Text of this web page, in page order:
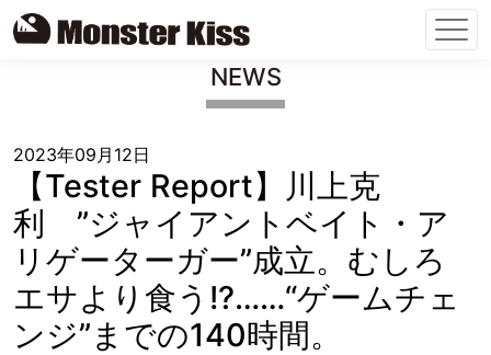
NEWS
2023年09月12日
【Tester Report】川上克
利 ”ジャイアントベイト・ア
リゲーターガー”成立。むしろ
エサより食う!?……“ゲームチェ
ンジ”までの140時間。